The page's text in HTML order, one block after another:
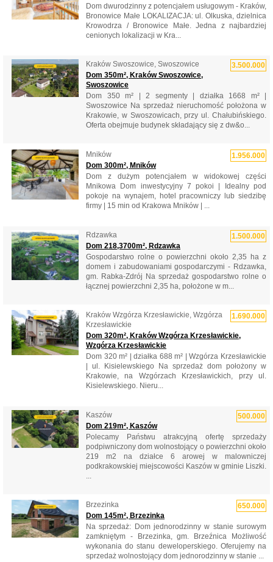
Dom dwurodzinny z potencjałem usługowym - Kraków,
Bronowice Małe LOKALIZACJA: ul. Olkuska, dzielnica
Krowodrza / Bronowice Małe. Jedna z najbardziej
cenionych lokalizacji w Kra...
3.500.000
Kraków Swoszowice, Swoszowice
Dom 350m², Kraków Swoszowice,
Swoszowice
Dom 350 m² | 2 segmenty | działka 1668 m² |
Swoszowice Na sprzedaż nieruchomość położona w
Krakowie, w Swoszowicach, przy ul. Chałubińskiego.
Oferta obejmuje budynek składający się z dw&o...
1.956.000
Mników
Dom 300m², Mników
Dom z dużym potencjałem w widokowej części
Mnikowa Dom inwestycyjny 7 pokoi | Idealny pod
pokoje na wynajem, hotel pracowniczy lub siedzibę
firmy | 15 min od Krakowa Mników | ...
1.500.000
Rdzawka
Dom 218,3700m², Rdzawka
Gospodarstwo rolne o powierzchni około 2,35 ha z
domem i zabudowaniami gospodarczymi - Rdzawka,
gm. Rabka-Zdrój Na sprzedaż gospodarstwo rolne o
łącznej powierzchni 2,35 ha, położone w m...
1.690.000
Kraków Wzgórza Krzesławickie, Wzgórza
Krzesławickie
Dom 320m², Kraków Wzgórza Krzesławickie,
Wzgórza Krzesławickie
Dom 320 m² | działka 688 m² | Wzgórza Krzesławickie
| ul. Kisielewskiego Na sprzedaż dom położony w
Krakowie, na Wzgórzach Krzesławickich, przy ul.
Kisielewskiego. Nieru...
500.000
Kaszów
Dom 219m², Kaszów
Polecamy Państwu atrakcyjną ofertę sprzedaży
podpiwniczony dom wolnostojący o powierzchni około
219 m2 na działce 6 arowej w malowniczej
podkrakowskiej miejscowości Kaszów w gminie Liszki.
650.000
Brzezinka
Dom 145m², Brzezinka
Na sprzedaż: Dom jednorodzinny w stanie surowym
zamkniętym - Brzezinka, gm. Brzeźnica Możliwość
wykonania do stanu deweloperskiego. Oferujemy na
sprzedaż wolnostojący dom jednorodzinny w stanie ...